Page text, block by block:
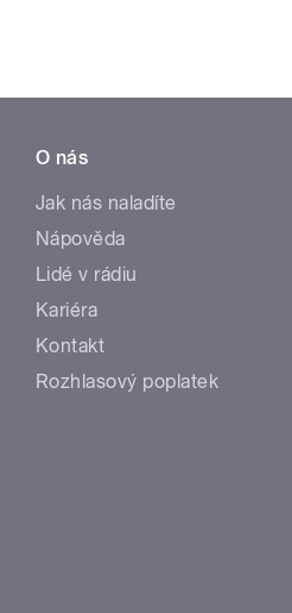
O nás
Jak nás naladíte
Nápověda
Lidé v rádiu
Kariéra
Kontakt
Rozhlasový poplatek